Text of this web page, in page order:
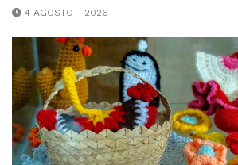
4 AGOSTO - 2026